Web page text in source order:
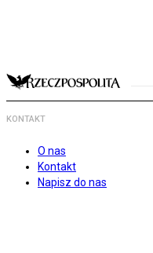
KONTAKT
O nas
Kontakt
Napisz do nas